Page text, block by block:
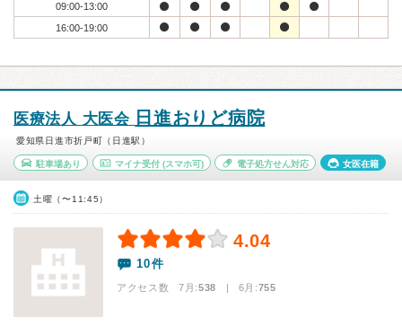
09:00-13:00
16:00-19:00
医療法人 大医会 日進おりど病院
愛知県日進市折戸町（日進駅）
駐車場あり マイナ受付(スマホ可) 電子処方せん対応 女医在籍
土曜（〜11:45）
4.04
10件
アクセス数 7月:538 | 6月:755